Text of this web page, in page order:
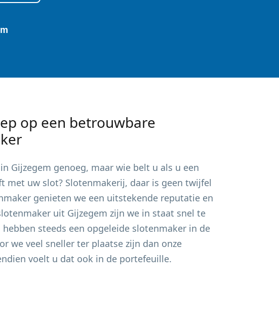
op een betrouwbare
Gijzegem genoeg, maar wie belt u als u een
met uw slot? Slotenmakerij, daar is geen twijfel
genieten we een uitstekende reputatie en
uit Gijzegem zijn we in staat snel te
hebben steeds een opgeleide slotenmaker in de
we veel sneller ter plaatse zijn dan onze
voelt u dat ook in de portefeuille.